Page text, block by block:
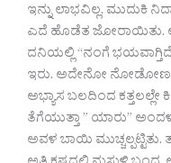
ಇನ್ನು ಲಾಭವಿಲ್ಲ. ಮುದುಕಿ
ಎದೆ ಹೊಡೆತ ಜೋರಾಯಿತು.
ದನಿಯಲ್ಲಿ “ನಂಗೆ ಭಯವಾಗ್ತಿದೆ
ಇರು. ಅದೇನೋ ನೋಡೋಣ.”
ಅಭ್ಯಾಸ ಬಲದಿಂದ
ತೆಗೆಯುತ್ತಾ ” ಯಾರು”
ಅವಳ ಬಾಯಿ ಮುಚ್ಚಲ್ಪಟ್ಟಿತು.